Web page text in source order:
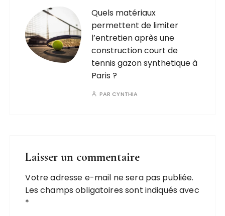
Quels matériaux
permettent de limiter
l’entretien après une
construction court de
tennis gazon synthetique à
Paris ?
PAR CYNTHIA
Laisser un commentaire
Votre adresse e-mail ne sera pas publiée.
Les champs obligatoires sont indiqués avec
*